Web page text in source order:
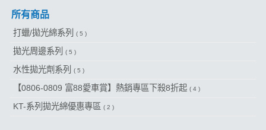
所有商品
打蠟/拋光綿系列 ( 5 )
拋光周邊系列 ( 5 )
水性拋光劑系列 ( 5 )
【0806-0809 富88愛車賞】熱銷專區下殺8折起 ( 4 )
KT-系列拋光綿優惠專區 ( 2 )